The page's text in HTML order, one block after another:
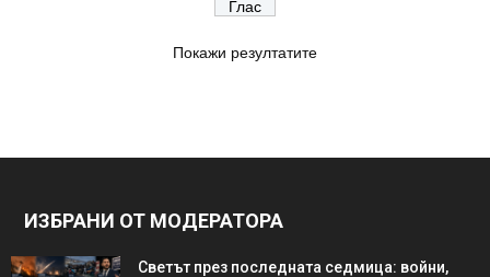
Покажи резултатите
ИЗБРАНИ ОТ МОДЕРАТОРА
Светът през последната седмица: войни,